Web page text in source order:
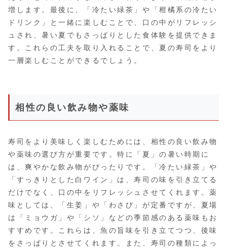
増します。最後に、「冷たい緑茶」や「柑橘系の冷たい
ドリンク」と一緒に楽しむことで、口の中がリフレッシ
ュされ、暑い夏でもさっぱりとした食体験を提供できま
す。これらの工夫を取り入れることで、夏の寿司をより
一層楽しむことができるでしょう。
相性の良い飲み物や薬味
寿司をより美味しく楽しむためには、相性の良い飲み物
や薬味の選び方が重要です。特に「夏」の暑い時期に
は、爽やかな飲み物がぴったりです。「冷たい緑茶」や
「すっきりとした白ワイン」は、寿司の味を引き立てる
だけでなく、口の中をリフレッシュさせてくれます。薬
味としては、「生姜」や「わさび」が定番ですが、夏場
は「ミョウガ」や「シソ」などの季節感のある薬味もお
すすめです。これらは、魚の旨味を引き立てつつ、後味
をさっぱりとさせてくれます。また、寿司の種類によっ